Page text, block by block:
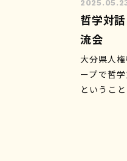
哲学対
流会
大分県人
ープで哲
というこ